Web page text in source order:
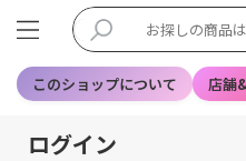
このショップについて 店舗
ログイン